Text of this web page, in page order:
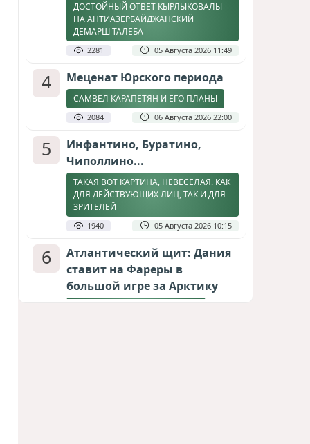
ДОСТОЙНЫЙ ОТВЕТ КЫРЛЫКОВАЛЫ
НА АНТИАЗЕРБАЙДЖАНСКИЙ
ДЕМАРШ ТАЛЕБА
2281 05 Августа 2026 11:49
4 Меценат Юрского периода
САМВЕЛ КАРАПЕТЯН И ЕГО ПЛАНЫ
2084 06 Августа 2026 22:00
5
Инфантино, Буратино,
Чиполлино...
ТАКАЯ ВОТ КАРТИНА, НЕВЕСЕЛАЯ. КАК
ДЛЯ ДЕЙСТВУЮЩИХ ЛИЦ, ТАК И ДЛЯ
ЗРИТЕЛЕЙ
1940 05 Августа 2026 10:15
6
Атлантический щит: Дания
ставит на Фареры в
большой игре за Арктику